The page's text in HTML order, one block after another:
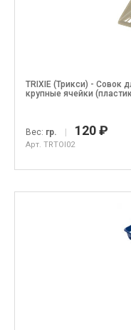
TRIXIE (Трикси) - Совок
крупные ячейки
Вес: гр. | 120 ₽
Арт. TRTOI02